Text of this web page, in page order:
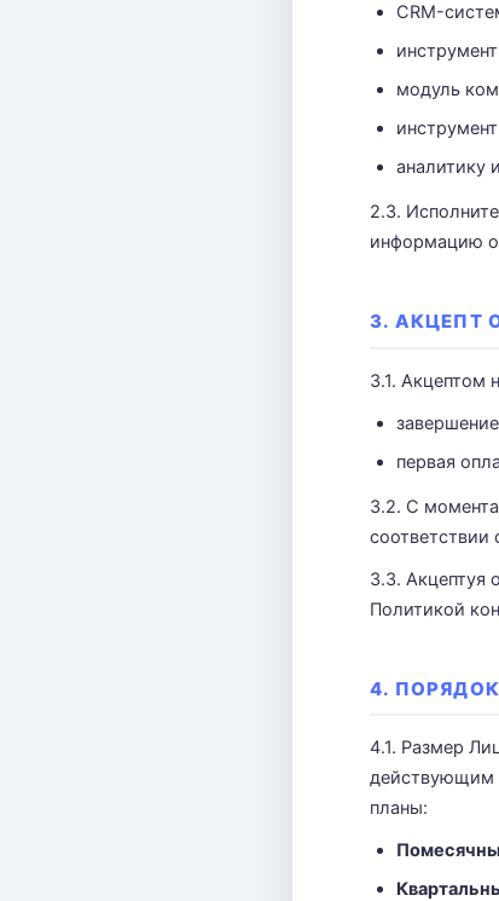
CRM-
модуль
аналитику
2.3.
информацию
3. АКЦЕПТ
3.1. Акцептом
первая
3.2. С
соответствии
3.3. Акцептуя
Политикой
4.
4.1. Размер
действующим
планы: